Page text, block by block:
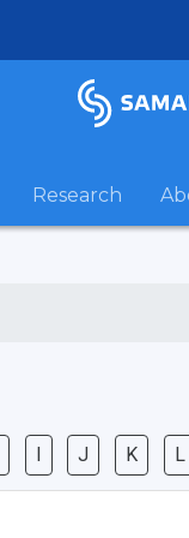
Research
I J K L